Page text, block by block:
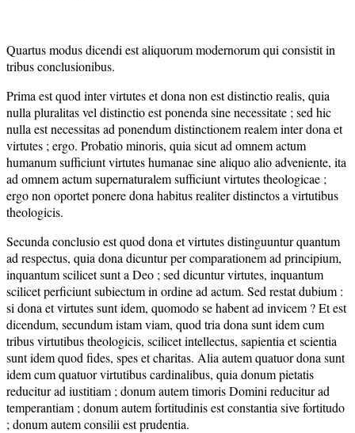
Quartus modus dicendi est aliquorum modernorum qui consistit in
tribus conclusionibus.
Prima est quod inter virtutes et dona non est distinctio realis, quia
nulla pluralitas vel distinctio est ponenda sine necessitate ; sed hic
nulla est necessitas ad ponendum distinctionem realem inter dona et
virtutes ; ergo. Probatio minoris, quia sicut ad omnem actum
humanum sufficiunt virtutes humanae sine aliquo alio adveniente, ita
ad omnem actum supernaturalem sufficiunt virtutes theologicae ;
ergo non oportet ponere dona habitus realiter distinctos a virtutibus
theologicis.
Secunda conclusio est quod dona et virtutes distinguuntur quantum
ad respectus, quia dona dicuntur per comparationem ad principium,
inquantum scilicet sunt a Deo ; sed dicuntur virtutes, inquantum
scilicet perficiunt subiectum in ordine ad actum. Sed restat dubium :
si dona et virtutes sunt idem, quomodo se habent ad invicem ? Et est
dicendum, secundum istam viam, quod tria dona sunt idem cum
tribus virtutibus theologicis, scilicet intellectus, sapientia et scientia
sunt idem quod fides, spes et charitas. Alia autem quatuor dona sunt
idem cum quatuor virtutibus cardinalibus, quia donum pietatis
reducitur ad iustitiam ; donum autem timoris Domini reducitur ad
temperantiam ; donum autem fortitudinis est constantia sive fortitudo
; donum autem consilii est prudentia.